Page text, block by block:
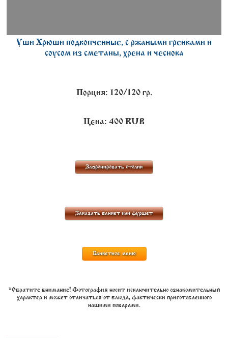
Уши Хрюши подкопченные, с ржаными гренками и
соусом из сметаны, хрена и чеснока
Порция: 120/120 гр.
Цена: 400 RUB
Забронировать столик
Заказать банкет или фуршет
Банкетное меню
*Обратите внимание! Фотография носит исключительно ознакомительный
характер и может отличаться от блюда, фактически приготовленного
нашими поварами.